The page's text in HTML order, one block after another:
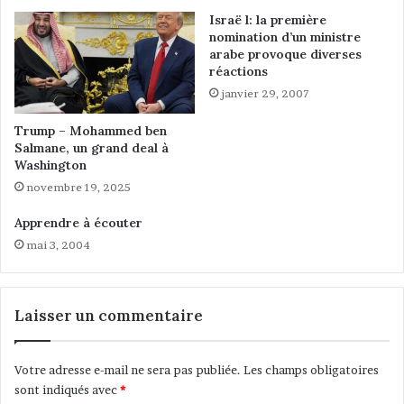
e
…
Trump – Mohammed ben
Salmane, un grand deal à
Washington
novembre 19, 2025
Israë l: la première
nomination d’un ministre
arabe provoque diverses
réactions
janvier 29, 2007
Apprendre à écouter
mai 3, 2004
Laisser un commentaire
Votre adresse e-mail ne sera pas publiée. Les champs obligatoires
sont indiqués avec*